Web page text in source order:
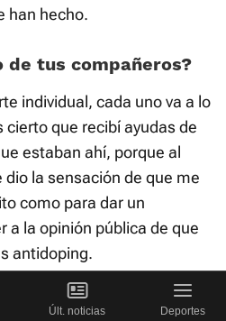
han hecho.
de tus compañeros?
individual, cada uno va a lo
cierto que recibí ayudas de
estaban ahí, porque al
la sensación de que me
como para dar un
a la opinión pública de que
antidoping.
vuelves al tenis ya
Últ. noticias Deportes